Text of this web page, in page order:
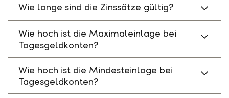
Wie lange sind die Zinssätze gültig?
Wie hoch ist die Maximaleinlage bei
Tagesgeldkonten?
Wie hoch ist die Mindesteinlage bei
Tagesgeldkonten?